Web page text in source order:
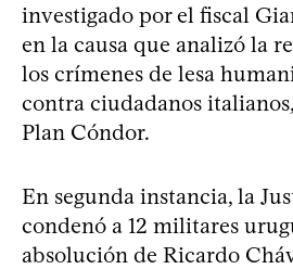
investigado por el fiscal
en la causa que analizó la
los crímenes de lesa
contra ciudadanos
Plan Cóndor.
En segunda instancia, la
condenó a 12 militares
absolución de Ricardo